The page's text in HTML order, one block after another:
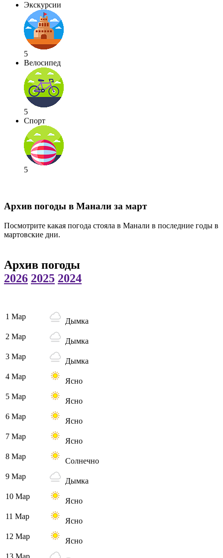
Экскурсии
5
Велосипед
5
Спорт
5
Архив погоды в Манали за март
Посмотрите какая погода стояла в Манали в последние годы в
мартовские дни.
Архив погоды
2026 2025 2024
1 Мар
Дымка
2 Мар
Дымка
3 Мар
Дымка
4 Мар
Ясно
5 Мар
Ясно
6 Мар
Ясно
7 Мар
Ясно
8 Мар
Солнечно
9 Мар
Дымка
10 Мар
Ясно
11 Мар
Ясно
12 Мар
Ясно
13 Мар